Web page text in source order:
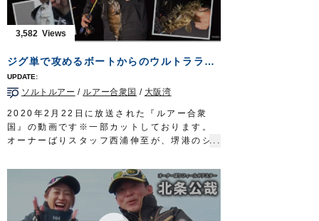
オーナーばりwebsite
http://www.owner.co.jp
3,582
ジグ単で攻めるボートからのウルトラライトゲーム
ソルトルアー / ルアー合衆国 / 大阪湾
2020年2月22日に放送された『ルアー合衆
国』の動画です※一部カットしております。
オーナーばりスタッフ西浦伸至が、堺港のシ
トからのウルトラライトゲームで、メバルを
メインにガシラ、メッキを狙います。
■使用ジグヘッド
メバル弾丸